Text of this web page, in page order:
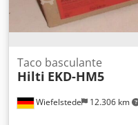
Wiefelstede 12.306 km
Taco basculante
Hilti EKD-HM5